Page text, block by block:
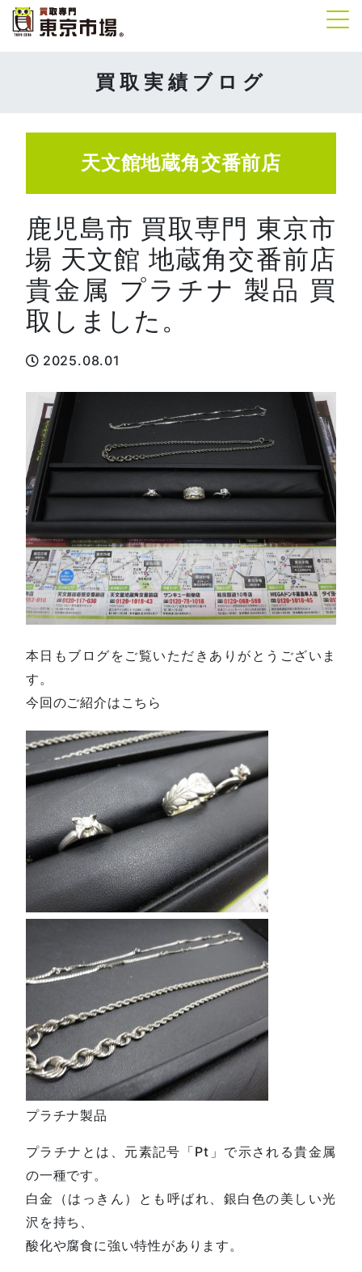
買取実績ブログ
天文館地蔵角交番前店
鹿児島市 買取専門 東京市
場 天文館 地蔵角交番前店
貴金属 プラチナ 製品 買
取しました。
2025.08.01
本日もブログをご覧いただきありがとうございま
す。
今回のご紹介はこちら
プラチナ製品
プラチナとは、元素記号「Pt」で示される貴金属
の一種です。
白金（はっきん）とも呼ばれ、銀白色の美しい光
沢を持ち、
酸化や腐食に強い特性があります。